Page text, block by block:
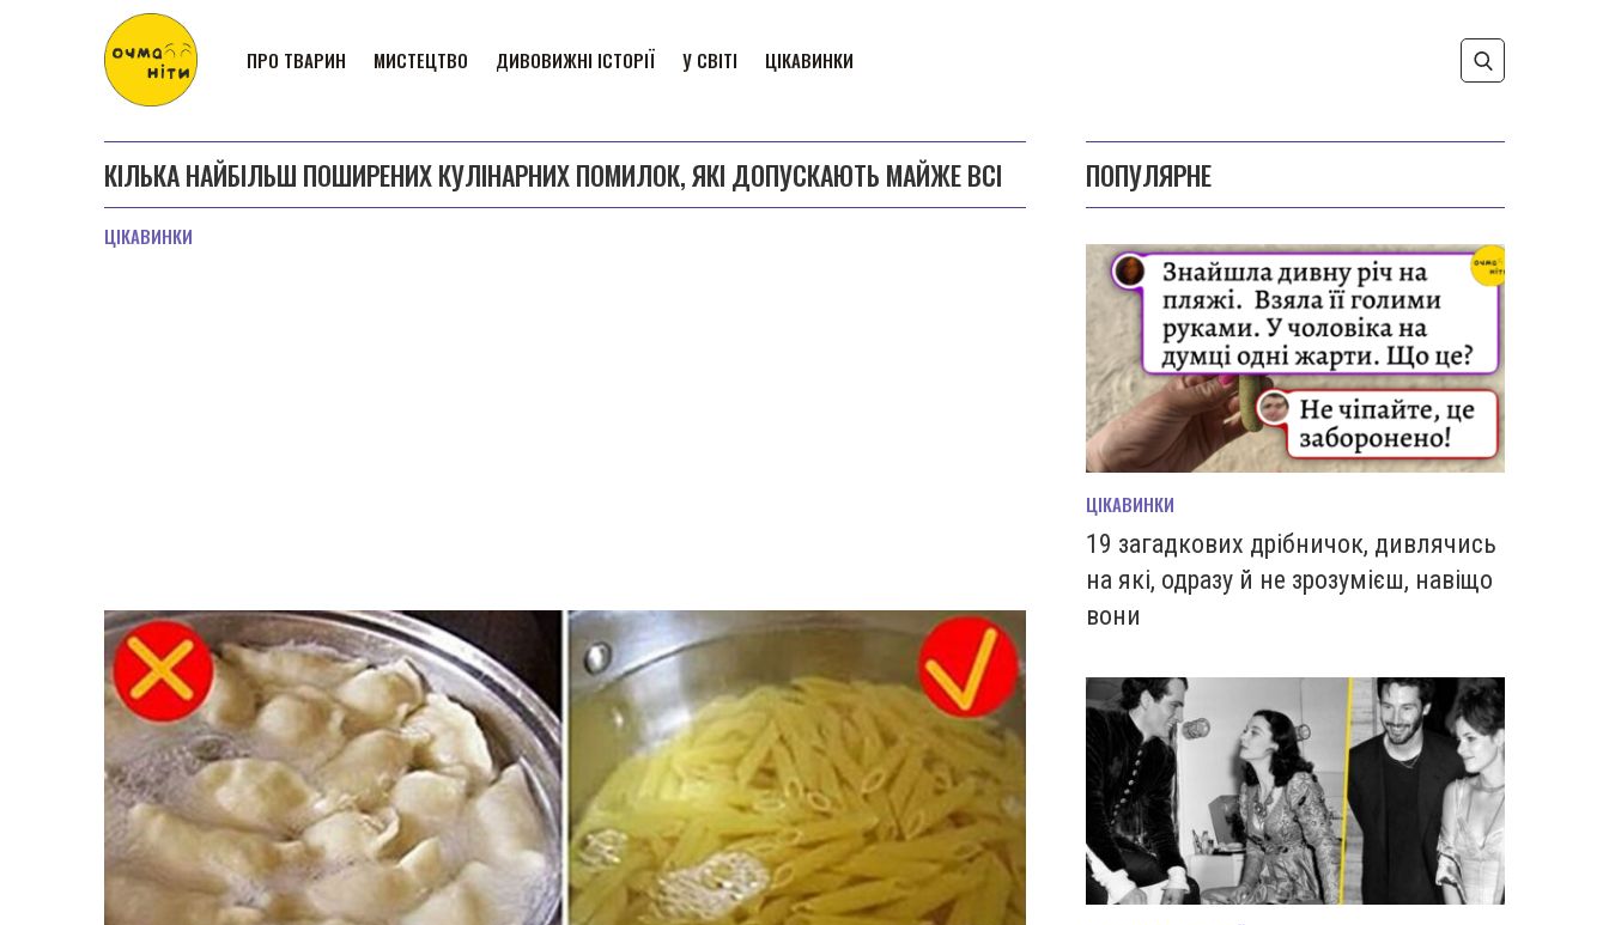
ПРО ТВАРИН МИСТЕЦТВО ДИВОВИЖНІ ІСТОРІЇ У СВІТІ ЦІКАВИНКИ
КІЛЬКА НАЙБІЛЬШ ПОШИРЕНИХ КУЛІНАРНИХ ПОМИЛОК, ЯКІ ДОПУСКАЮТЬ МАЙЖЕ ВСІ
ЦІКАВИНКИ
ПОПУЛЯРНЕ
ЦІКАВИНКИ
19 загадкових дрібничок, дивлячись
на які, одразу й не зрозумієш, навіщо
вони